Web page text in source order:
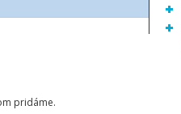
pridáme.